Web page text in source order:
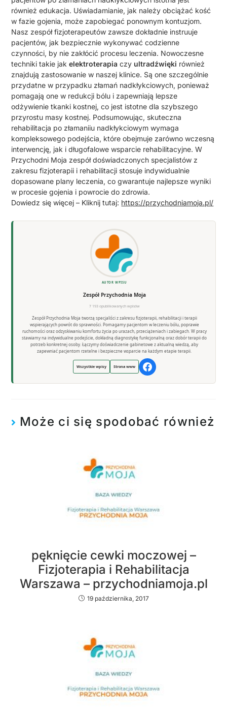
również edukacja. Uświadamianie, jak należy obciążać kość
w fazie gojenia, może zapobiegać ponownym kontuzjom.
Nasz zespół fizjoterapeutów zawsze dokładnie instruuje
pacjentów, jak bezpiecznie wykonywać codzienne
czynności, by nie zakłócić procesu leczenia. Nowoczesne
techniki takie jakelektroterapia czy ultradźwięki również
znajdują zastosowanie w naszej klinice. Są one szczególnie
przydatne w przypadku złamań nadkłykciowych, ponieważ
pomagają one w redukcji bólu i zapewniają lepsze
odżywienie tkanki kostnej, co jest istotne dla szybszego
przyrostu masy kostnej. Podsumowując, skuteczna
rehabilitacja po złamaniiu nadkłykciowym wymaga
kompleksowego podejścia, które obejmuje zarówno wczesną
interwencję, jak i długofalowe wsparcie rehabilitacyjne. W
Przychodni Moja zespół doświadczonych specjalistów z
zakresu fizjoterapii i rehabilitacji stosuje indywidualnie
dopasowane plany leczenia, co gwarantuje najlepsze wyniki
w procesie gojenia i powrocie do zdrowia.
Dowiedz się więcej – Kliknij tutaj: https://przychodniamoja.pl/
AUTOR WPISU
Zespół Przychodnia Moja
7 193 opublikowanych wpisów
Zespół Przychodnia Moja tworzą specjaliści z zakresu fizjoterapii, rehabilitacji i terapii
wspierających powrót do sprawności. Pomagamy pacjentom w leczeniu bólu, poprawie
ruchomości oraz odzyskiwaniu komfortu życia po urazach, przeciążeniach i zabiegach. W pracy
stawiamy na indywidualne podejście, dokładną diagnostykę funkcjonalną oraz dobór terapii do
potrzeb konkretnej osoby. Łączymy doświadczenie gabinetowe z aktualną wiedzą, aby
zapewniać pacjentom rzetelne i bezpieczne wsparcie na każdym etapie terapii.
Wszystkie wpisy Strona www
Może ci się spodobać również
pęknięcie cewki moczowej –
Fizjoterapia i Rehabilitacja
Warszawa – przychodniamoja.pl
19 października, 2017